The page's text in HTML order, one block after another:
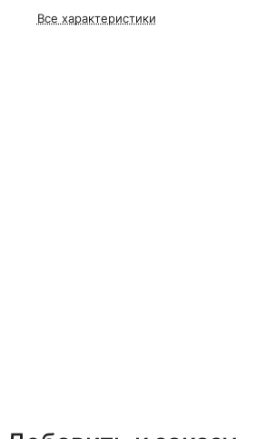
Все характеристики